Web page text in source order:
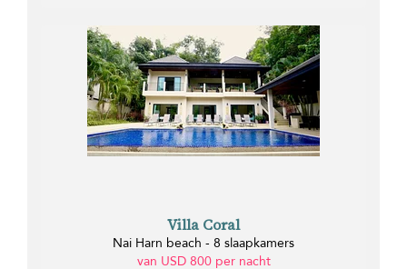
Villa Coral
Nai Harn beach - 8 slaapkamers
van USD 800 per nacht